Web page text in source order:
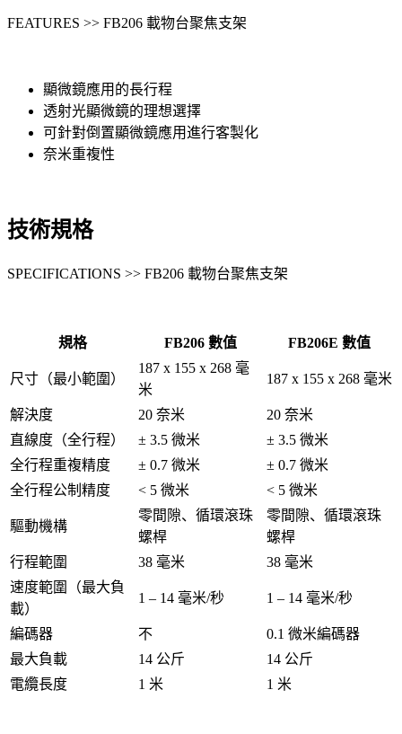
FEATURES >> FB206 載物台聚焦支架
顯微鏡應用的長行程
透射光顯微鏡的理想選擇
可針對倒置顯微鏡應用進行客製化
奈米重複性
技術規格
SPECIFICATIONS >> FB206 載物台聚焦支架
規格 FB206 數值 FB206E 數值
尺寸（最小範圍）
187 x 155 x 268 毫
米
187 x 155 x 268 毫米
解決度 20 奈米
20 奈米
直線度（全行程）
± 3.5 微米
± 3.5 微米
全行程重複精度
± 0.7 微米
± 0.7 微米
全行程公制精度
< 5 微米 < 5 微米
驅動機構
零間隙、循環滾珠
螺桿
零間隙、循環滾珠
螺桿
行程範圍
38 毫米
38 毫米
速度範圍（最大負
載）
1 – 14 毫米/秒 1 – 14 毫米/秒
編碼器 不
0.1 微米編碼器
最大負載
14 公斤
14 公斤
電纜長度
1 米 1 米